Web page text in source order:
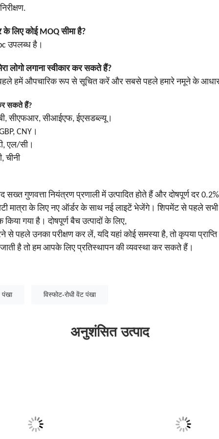
लिए कोई MOQ सीमा है?
उपलब्ध है।
लोगो लगाना स्वीकार कर सकते हैं?
पहले हमें औपचारिक रूप से सूचित करें और सबसे पहले हमारे नमूने के आधार
सकते हैं?
सीएफआर, सीआईएफ, ईएसडब्ल्यू।
CNY।
एल/सी।
चीनी
सख्त गुणवत्ता नियंत्रण प्रणाली में उत्पादित होते हैं और दोषपूर्ण दर
मात्रा के लिए नए ऑर्डर के साथ नई लाइटें भेजेंगे। शिपमेंट से पहले सभी
गया है। दोषपूर्ण बैच उत्पादों के लिए,
पहले उनका परीक्षण कर लें, यदि यहां कोई समस्या है, तो कृपया
जाती है तो हम आपके लिए प्रतिस्थापन की व्यवस्था कर सकते हैं।
पंखा विस्फोट-रोधी वेंट पंखा
अनुशंसित उत्पाद